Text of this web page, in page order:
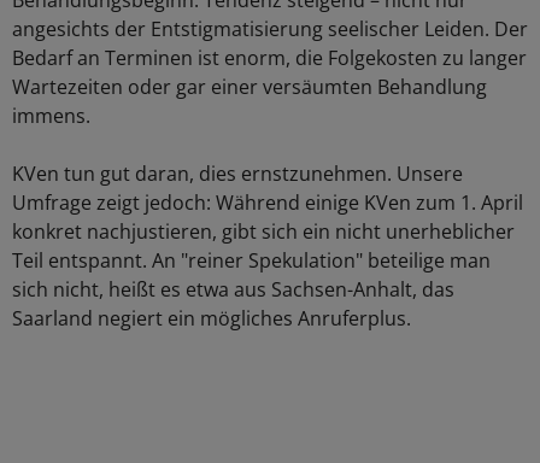
angesichts der Entstigmatisierung seelischer Leiden. Der
Bedarf an Terminen ist enorm, die Folgekosten zu langer
Wartezeiten oder gar einer versäumten Behandlung
immens.
KVen tun gut daran, dies ernstzunehmen. Unsere
Umfrage zeigt jedoch: Während einige KVen zum 1. April
konkret nachjustieren, gibt sich ein nicht unerheblicher
Teil entspannt. An "reiner Spekulation" beteilige man
sich nicht, heißt es etwa aus Sachsen-Anhalt, das
Saarland negiert ein mögliches Anruferplus.